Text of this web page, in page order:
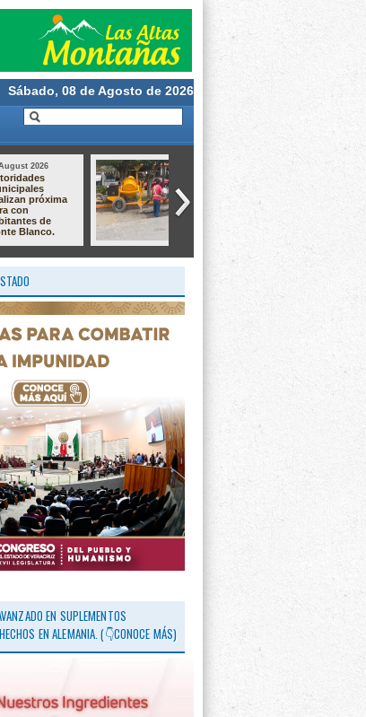
Sábado, 08 de Agosto de 2026
08 August 2026
Fortín iniciará
obras de
electrificación y
drenaje pluvial. Por
más de 5 mdp.
Concluye con éxito
el Curso de Verano
EN SUPLEMENTOS
EN ALEMANIA. (👇CONOCE MÁS)